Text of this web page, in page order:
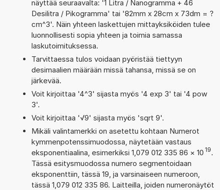
näyttää seuraavalta: '1 Litra / Nanogramma + 46
Desilitra / Pikogramma' tai '82mm x 28cm x 73dm = ?
cm^3'. Näin yhteen laskettujen mittayksiköiden tulee
luonnollisesti sopia yhteen ja toimia samassa
laskutoimituksessa.
Tarvittaessa tulos voidaan pyöristää tiettyyn
desimaalien määrään missä tahansa, missä se on
järkevää.
Voit kirjoittaa '4^3' sijasta myös '4 exp 3' tai '4 pow
3'.
Voit kirjoittaa '√9' sijasta myös 'sqrt 9'.
Mikäli valintamerkki on asetettu kohtaan Numerot
kymmenpotenssimuodossa, näytetään vastaus
eksponentiaalina, esimerkiksi 1,079 012 335 86 × 10 19.
Tässä esitysmuodossa numero segmentoidaan
eksponenttiin, tässä 19, ja varsinaiseen numeroon,
tässä 1,079 012 335 86. Laitteilla, joiden numeronäytöt